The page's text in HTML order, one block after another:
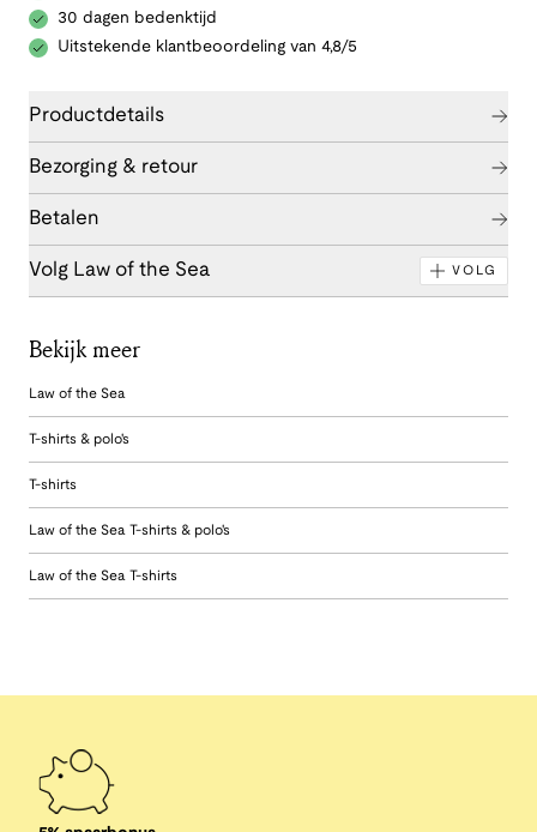
30 dagen bedenktijd
Uitstekende klantbeoordeling van 4,8/5
Productdetails
Bezorging & retour
Betalen
Volg Law of the Sea VOLG
Bekijk meer
Law of the Sea
T-shirts & polo's
T-shirts
Law of the Sea T-shirts & polo's
Law of the Sea T-shirts